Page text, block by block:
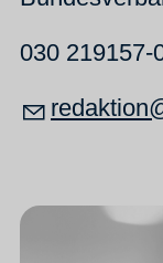
030 219157-
r d kt n